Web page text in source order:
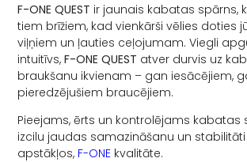
F-ONE QUEST ir jaunais kabatas spārns,
tiem brīžiem, kad vienkārši vēlies doties
viļņiem un ļauties ceļojumam. Viegli
intuitīvs,F-ONE QUEST atver durvis uz
braukšanu ikvienam – gan iesācējiem,
pieredzējušiem braucējiem.
Pieejams, ērts un kontrolējams kabatas
izcilu jaudas samazināšanu un
apstākļos, F-ONE kvalitāte.